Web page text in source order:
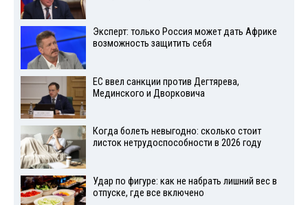
Эксперт: только Россия может дать Африке
возможность защитить себя
ЕС ввел санкции против Дегтярева,
Мединского и Дворковича
Когда болеть невыгодно: сколько стоит
листок нетрудоспособности в 2026 году
Удар по фигуре: как не набрать лишний вес в
отпуске, где все включено